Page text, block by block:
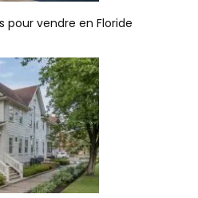
pour vendre en Floride